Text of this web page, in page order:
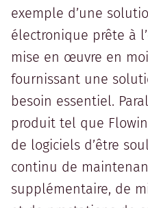
exemple d’une
électronique prête à
mise en œuvre en
fournissant une
besoin essentiel.
produit tel que
de logiciels d’être
continu de
supplémentaire, de